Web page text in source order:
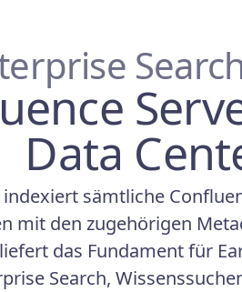
Data
sämtliche
mit den zugehörigen
das Fundament für
Search,